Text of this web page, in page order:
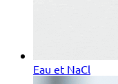
Eau et NaCl